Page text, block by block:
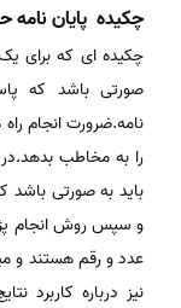
چکیده پایان نامه
چکیده ای که برای
صورتی باشد که
نامه.ضرورت انجام
را به مخاطب
باید به صورتی
و سپس روش انجام
عدد و رقم هستند و
نیز درباره کاربرد